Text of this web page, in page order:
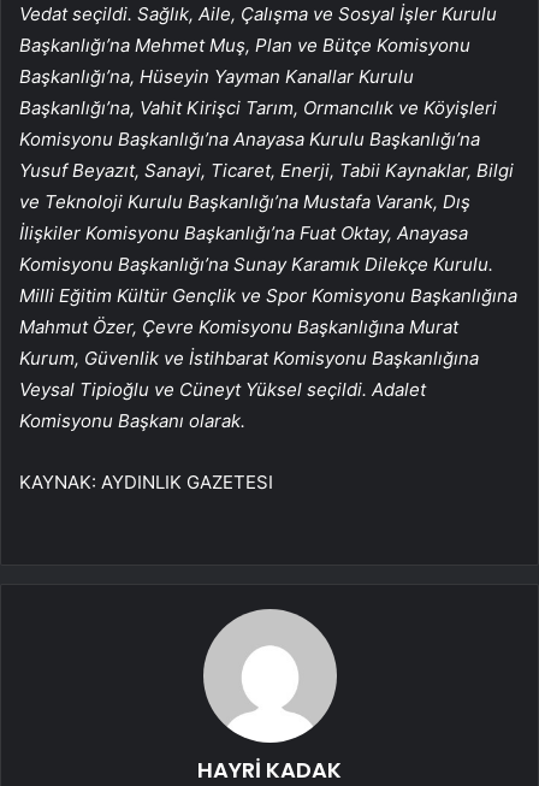
Vedat seçildi. Sağlık, Aile, Çalışma ve Sosyal İşler Kurulu
Başkanlığı’na Mehmet Muş, Plan ve Bütçe Komisyonu
Başkanlığı’na, Hüseyin Yayman Kanallar Kurulu
Başkanlığı’na, Vahit Kirişci Tarım, Ormancılık ve Köyişleri
Komisyonu Başkanlığı’na Anayasa Kurulu Başkanlığı’na
Yusuf Beyazıt, Sanayi, Ticaret, Enerji, Tabii Kaynaklar, Bilgi
ve Teknoloji Kurulu Başkanlığı’na Mustafa Varank, Dış
İlişkiler Komisyonu Başkanlığı’na Fuat Oktay, Anayasa
Komisyonu Başkanlığı’na Sunay Karamık Dilekçe Kurulu.
Milli Eğitim Kültür Gençlik ve Spor Komisyonu Başkanlığına
Mahmut Özer, Çevre Komisyonu Başkanlığına Murat
Kurum, Güvenlik ve İstihbarat Komisyonu Başkanlığına
Veysal Tipioğlu ve Cüneyt Yüksel seçildi. Adalet
Komisyonu Başkanı olarak.
KAYNAK: AYDINLIK GAZETESI
HAYRİ KADAK